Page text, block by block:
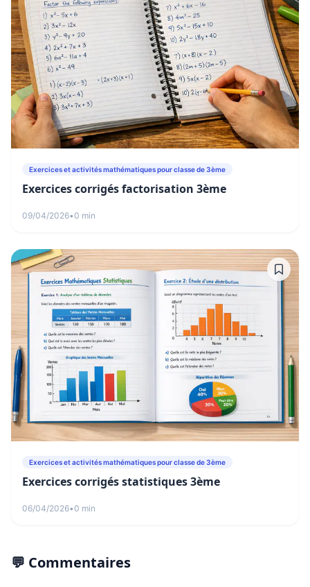
Exercices et activités mathématiques pour classe de 3ème
Exercices corrigés factorisation 3ème
09/04/2026•0 min
Exercices et activités mathématiques pour classe de 3ème
Exercices corrigés statistiques 3ème
06/04/2026•0 min
💬 Commentaires